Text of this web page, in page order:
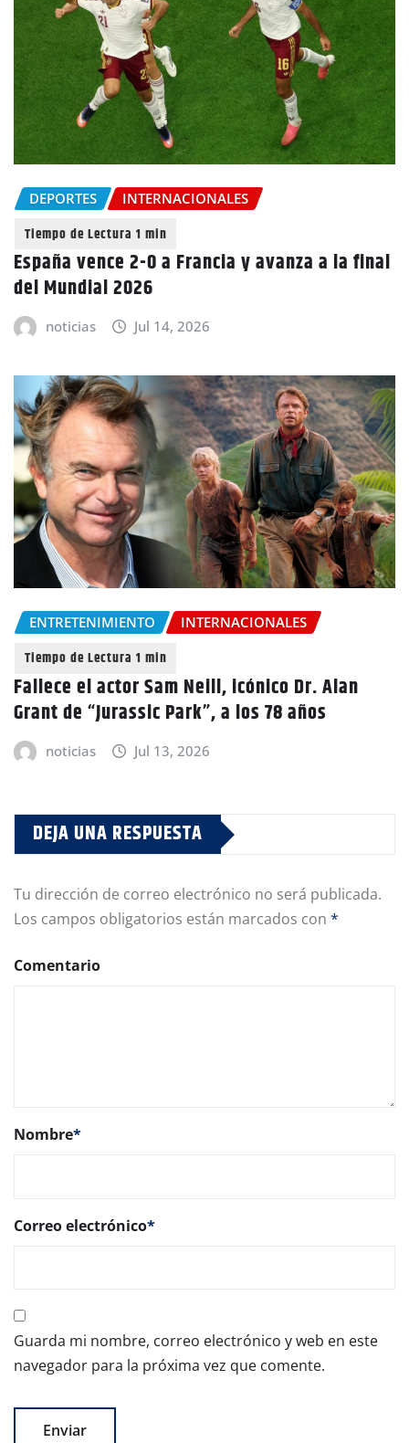
DEPORTES INTERNACIONALES
España vence 2-0 a Francia y avanza a la final
del Mundial 2026
noticias Jul 14, 2026
ENTRETENIMIENTO INTERNACIONALES
Fallece el actor Sam Neill, icónico Dr. Alan
Grant de “Jurassic Park”, a los 78 años
noticias Jul 13, 2026
DEJA UNA RESPUESTA
Tu dirección de correo electrónico no será publicada.
Los campos obligatorios están marcados con *
Comentario
Nombre*
Correo electrónico*
Guarda mi nombre, correo electrónico y web en este
navegador para la próxima vez que comente.